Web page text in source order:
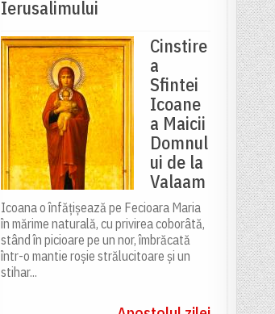
Ierusalimului
Cinstire
a
Sfintei
Icoane
a Maicii
Domnul
ui de la
Valaam
Icoana o înfățișează pe Fecioara Maria
în mărime naturală, cu privirea coborâtă,
stând în picioare pe un nor, îmbrăcată
într-o mantie roșie strălucitoare și un
stihar...